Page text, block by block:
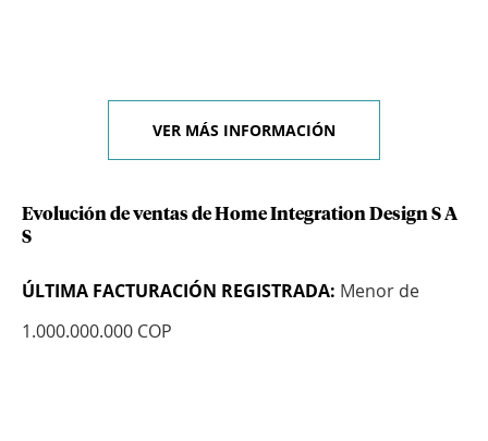
VER MÁS INFORMACIÓN
Evolución de ventas de Home Integration Design S A
S
ÚLTIMA FACTURACIÓN REGISTRADA: Menor de
1.000.000.000 COP